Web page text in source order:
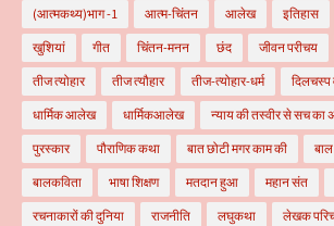
(आत्मकथ्य)भाग -1 आत्म-चिंतन आलेख इतिहास
खुशियां गीत चिंतन-मनन छंद जीवन परीचय
तीज त्योहार तीज त्यौहार तीज-त्योहार-धर्म दिलचस्प
धार्मिक आलेख धार्मिकआलेख न्याय की तस्वीर से सच का
पुरस्कार पौराणिक कथा बात छोटी मगर काम की
बालकविता भाषा शिक्षण मतदान हुआ महान संत
रचनाकारों की दुनिया राजनीति लघुकथा लेखक